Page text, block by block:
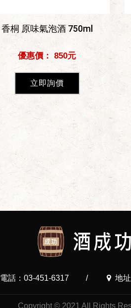
香桐 原味氣泡酒 750ml
優惠價： 850元
立即詢價
電話：03-451-6317 / 地
Copyright © 2021 All Rights